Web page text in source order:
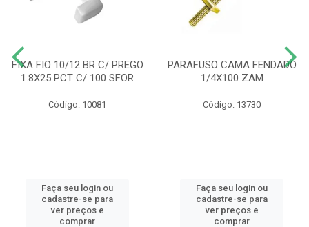
FIXA FIO 10/12 BR C/ PREGO
1.8X25 PCT C/ 100 SFOR
Código: 10081
Faça seu login ou
cadastre-se para
ver preços e
comprar
PARAFUSO CAMA FENDADO
1/4X100 ZAM
Código: 13730
Faça seu login ou
cadastre-se para
ver preços e
comprar